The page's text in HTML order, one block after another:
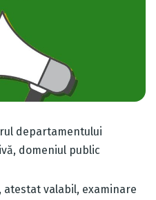
departamentului
domeniul public
atestat valabil, examinare